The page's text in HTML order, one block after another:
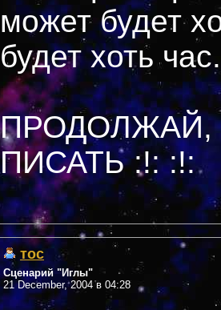
может будет
будет хоть
ПРОДОЛЖАЙ,
ПИСАТЬ :!: :!:
тос
Сценарий "Иглы"
21 December, 2004 в 04:28